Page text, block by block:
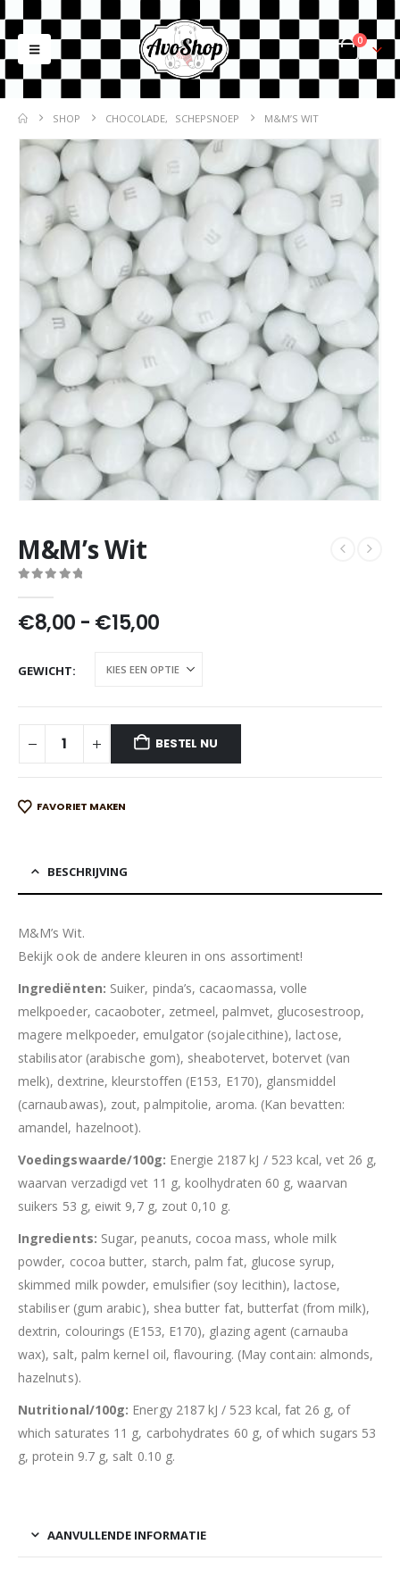
0
SHOP CHOCOLADE, SCHEPSNOEP M&M’S WIT
M&M’s Wit
€8,00 - €15,00Prijsklasse:
tot
€15,00
GEWICHT
BESTEL NU
FAVORIET MAKEN
BESCHRIJVING
M&M’s Wit.
Bekijk ook de andere kleuren in ons assortiment!
Ingrediënten: Suiker, pinda’s, cacaomassa, volle
melkpoeder, cacaoboter, zetmeel, palmvet, glucosestroop,
magere melkpoeder, emulgator (sojalecithine), lactose,
stabilisator (arabische gom), sheabotervet, botervet (van
melk), dextrine, kleurstoffen (E153, E170), glansmiddel
(carnaubawas), zout, palmpitolie, aroma. (Kan bevatten:
amandel, hazelnoot).
Voedingswaarde/100g: Energie 2187 kJ / 523 kcal, vet 26 g,
waarvan verzadigd vet 11 g, koolhydraten 60 g, waarvan
suikers 53 g, eiwit 9,7 g, zout 0,10 g.
Ingredients: Sugar, peanuts, cocoa mass, whole milk
powder, cocoa butter, starch, palm fat, glucose syrup,
skimmed milk powder, emulsifier (soy lecithin), lactose,
stabiliser (gum arabic), shea butter fat, butterfat (from milk),
dextrin, colourings (E153, E170), glazing agent (carnauba
wax), salt, palm kernel oil, flavouring. (May contain: almonds,
hazelnuts).
Nutritional/100g: Energy 2187 kJ / 523 kcal, fat 26 g, of
which saturates 11 g, carbohydrates 60 g, of which sugars 53
g, protein 9.7 g, salt 0.10 g.
AANVULLENDE INFORMATIE